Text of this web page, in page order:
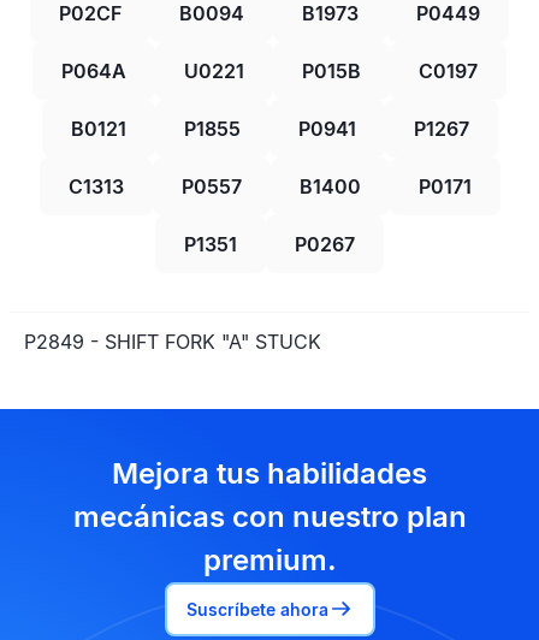
P02CF B0094 B1973 P0449
P064A U0221 P015B C0197
B0121 P1855 P0941 P1267
C1313 P0557 B1400 P0171
P1351 P0267
P2849 - SHIFT FORK "A" STUCK
Mejora tus habilidades
mecánicas con nuestro plan
premium.
Suscríbete ahora